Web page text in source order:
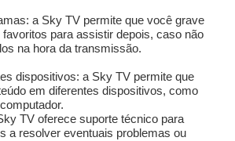
a Sky TV permite que você grave
para assistir depois, caso não
na hora da transmissão.
dispositivos: a Sky TV permite que
em diferentes dispositivos, como
TV oferece suporte técnico para
a resolver eventuais problemas ou